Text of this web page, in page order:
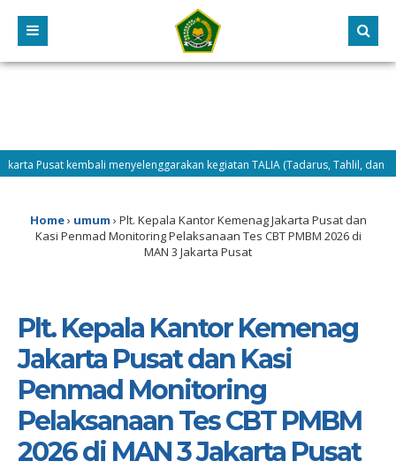
kembali menyelenggarakan kegiatan TALIA (Tadarus, Tahlil, dan
MATAMUDA Tahun 2026, Selasa (14/7/2026) difokuskan pada
Home› umum › Plt. Kepala Kantor Kemenag Jakarta Pusat dan
Kasi Penmad Monitoring Pelaksanaan Tes CBT PMBM 2026 di
MAN 3 Jakarta Pusat
Plt. Kepala Kantor Kemenag
Jakarta Pusat dan Kasi
Penmad Monitoring
Pelaksanaan Tes CBT PMBM
2026 di MAN 3 Jakarta Pusat